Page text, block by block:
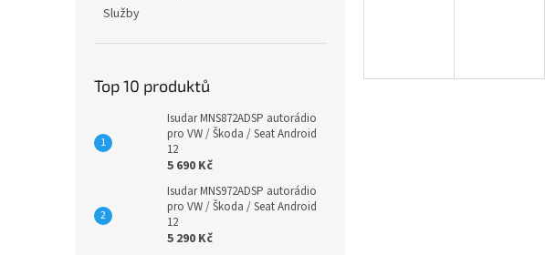
Služby
Top 10 produktů
Isudar MNS872ADSP autorádio
pro VW / Škoda / Seat Android
12
5 690 Kč
Isudar MNS972ADSP autorádio
pro VW / Škoda / Seat Android
12
5 290 Kč